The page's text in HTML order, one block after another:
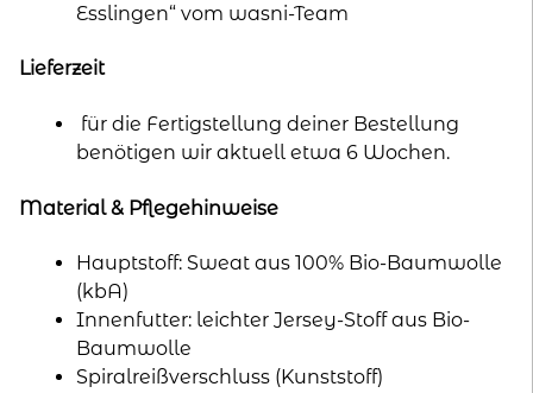
Esslingen“ vom wasni-Team
Lieferzeit
für die Fertigstellung deiner Bestellung
benötigen wir aktuell etwa 6 Wochen.
Material & Pflegehinweise
Hauptstoff: Sweat aus 100% Bio-Baumwolle
(kbA)
Innenfutter: leichter Jersey-Stoff aus Bio-
Baumwolle
Spiralreißverschluss (Kunststoff)